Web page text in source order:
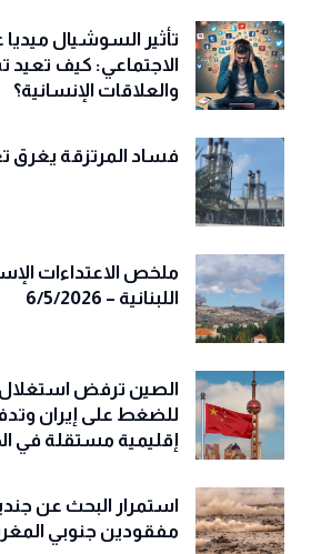
تأثير السوشيال
الاجتماعي: كيف تعيد
والعلاقات الإنسانية؟
فساد المرتزقة يغرق
ملخص الاعتداءات
اللبنانية – 6/5/2026
الصين ترفض
للضغط على إيران
إقليمية مستقلة في
استمرار البحث عن
مفقودين جنوبي